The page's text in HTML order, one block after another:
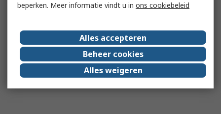
beperken. Meer informatie vindt u in ons cookiebeleid
Alles accepteren
Beheer cookies
Alles weigeren